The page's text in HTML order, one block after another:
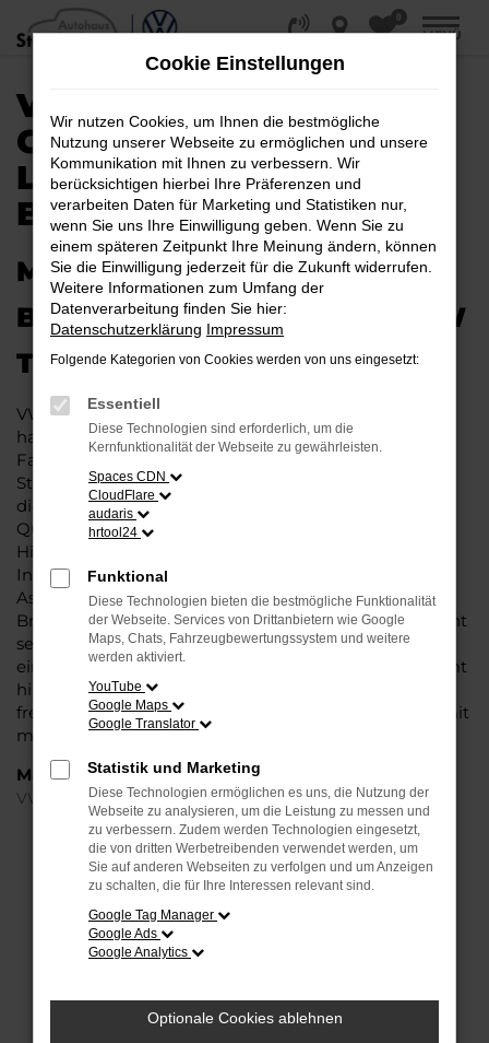
Zum
Hauptinhalt
0
MENÜ
VW TAIGO
GEBRAUCHTWAGEN |
LIEFERSERVICE NACH
BRAUNSCHWEIG
MIT RABATT DURCH
BRAUNSCHWEIG MIT DEM VW
TAIGO GEBRAUCHTWAGEN
VW Taigo Gebrauchtwagen liegen im Trend und das
hat einen vergleichsweise einfachen Grund. Ob für
Fahrten in und um Braunschweig oder längere
Strecken: es existieren schlichtweg kaum Fahrzeuge,
die diesem Modell das Wasser reichen können. Die
Qualität steht in jeder Modellgeneration außer Frage.
Hinzu kommen die vielfältigen Möglichkeiten einer
Individualisierung sowie die zahlreichen
Assistenzsysteme. Ein VW Taigo Gebrauchtwagen für
Braunschweig ist ein Fahrzeug, wie es kompletter nicht
sein könnte und überzeugt durch Langlebigkeit und
einen sehr soliden Werterhalt. Bei Steinböhmer kommt
hinzu, dass Sie sich über einen preislichen Nachlass
freuen dürfen und beim Kauf auf ein Unternehmen mit
mehr als 80 Jahren Erfahrung setzen.
Marken
VW
FEHLER: NETWORK ERROR
Hier sind ein paar Tipps, die dir helfen können:
Überprüfe deine Firewall und deine
Laden andere Webseiten, zum Beispiel deine
Cookie Einstellungen
Wir nutzen Cookies, um Ihnen die bestmögliche
Nutzung unserer Webseite zu ermöglichen und unsere
Kommunikation mit Ihnen zu verbessern. Wir
berücksichtigen hierbei Ihre Präferenzen und
verarbeiten Daten für Marketing und Statistiken nur,
wenn Sie uns Ihre Einwilligung geben. Wenn Sie zu
einem späteren Zeitpunkt Ihre Meinung ändern, können
Sie die Einwilligung jederzeit für die Zukunft widerrufen.
Weitere Informationen zum Umfang der
Datenverarbeitung finden Sie hier:
Datenschutzerklärung Impressum
Folgende Kategorien von Cookies werden von uns eingesetzt:
Essentiell
Diese Technologien sind erforderlich, um die
Kernfunktionalität der Webseite zu gewährleisten.
Spaces CDN
CloudFlare
audaris
hrtool24
Funktional
Diese Technologien bieten die bestmögliche Funktionalität
der Webseite. Services von Drittanbietern wie Google
Maps, Chats, Fahrzeugbewertungssystem und weitere
werden aktiviert.
YouTube
Google Maps
Google Translator
Statistik und Marketing
Diese Technologien ermöglichen es uns, die Nutzung der
Webseite zu analysieren, um die Leistung zu messen und
zu verbessern. Zudem werden Technologien eingesetzt,
die von dritten Werbetreibenden verwendet werden, um
Sie auf anderen Webseiten zu verfolgen und um Anzeigen
zu schalten, die für Ihre Interessen relevant sind.
Google Tag Manager
Google Ads
Google Analytics
Optionale Cookies ablehnen